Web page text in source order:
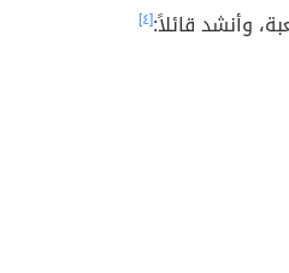
وأنشد قائلاً:[٤]